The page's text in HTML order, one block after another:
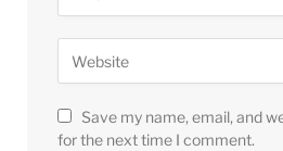
Save my name, email, and
for the next time I comment.